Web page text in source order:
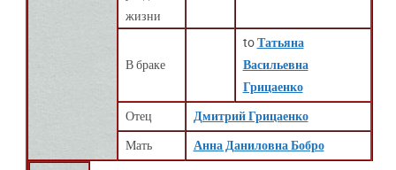
жизни
В браке
toТатьяна
Васильевна
Грицаенко
Отец Дмитрий Грицаенко
Мать Анна Даниловна Бобро